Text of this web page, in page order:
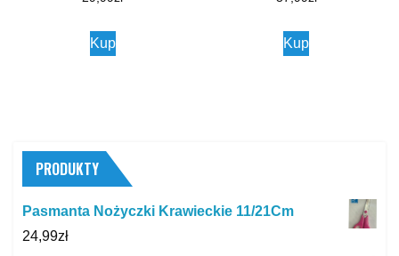
Kup Kup
PRODUKTY
Pasmanta Nożyczki Krawieckie 11/21Cm
24,99zł